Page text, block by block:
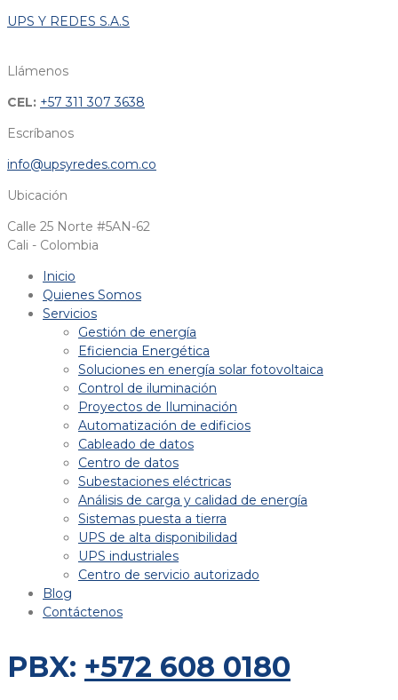
UPS Y REDES S.A.S
Llámenos
CEL: +57 311 307 3638
Escríbanos
info@upsyredes.com.co
Ubicación
Calle 25 Norte #5AN-62
Cali - Colombia
Inicio
Quienes Somos
Servicios
Gestión de energía
Eficiencia Energética
Soluciones en energía solar fotovoltaica
Control de iluminación
Proyectos de Iluminación
Automatización de edificios
Cableado de datos
Centro de datos
Subestaciones eléctricas
Análisis de carga y calidad de energía
Sistemas puesta a tierra
UPS de alta disponibilidad
UPS industriales
Centro de servicio autorizado
Blog
Contáctenos
PBX: +572 608 0180